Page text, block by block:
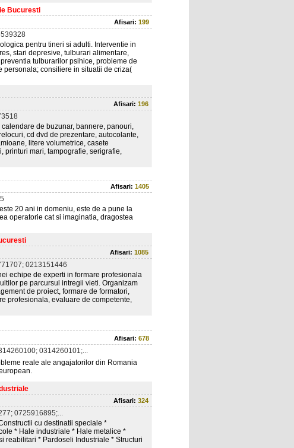
Bucuresti
Afisari: 199
pentru tineri si adulti. Interventie in
stari depresive, tulburari alimentare,
tulburarilor psihice, probleme de
consiliere in situatii de criza(
Afisari: 196
de buzunar, bannere, panouri,
cd dvd de prezentare, autocolante,
litere volumetrice, casete
printuri mari, tampografie, serigrafie,
Afisari: 1405
20 ani in domeniu, este de a pune la
operatorie cat si imaginatia, dragostea
Afisari: 1085
0213151446
echipe de experti in formare profesionala
pe parcursul intregii vieti. Organizam
de proiect, formare de formatori,
profesionala, evaluare de competente,
Afisari: 678
0314260101;...
reale ale angajatorilor din Romania
Afisari: 324
0725916895;...
cu destinatii speciale *
* Hale industriale * Hale metalice *
reabilitari * Pardoseli Industriale * Structuri